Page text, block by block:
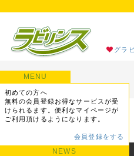
グラ
MENU
初めての方へ
無料の会員登録お得なサービスが受
けられるます。便利なマイページが
ご利用頂けるようになります。
会員登録をする
NEWS